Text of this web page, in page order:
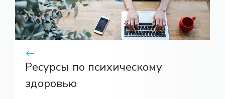
Ресурсы по психическому
здоровью